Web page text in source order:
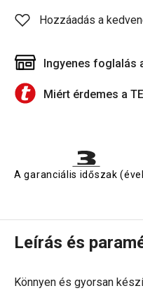
Hozzáadás a
Ingyenes foglalás
Miért érdemes a
A garanciális időszak
Leírás és
Könnyen és gyorsan